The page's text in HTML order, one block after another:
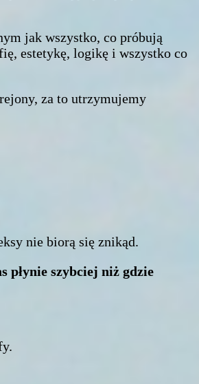
jak wszystko, co próbują
estetykę, logikę i wszystko co
za to utrzymujemy
nie biorą się znikąd.
płynie szybciej niż gdzie